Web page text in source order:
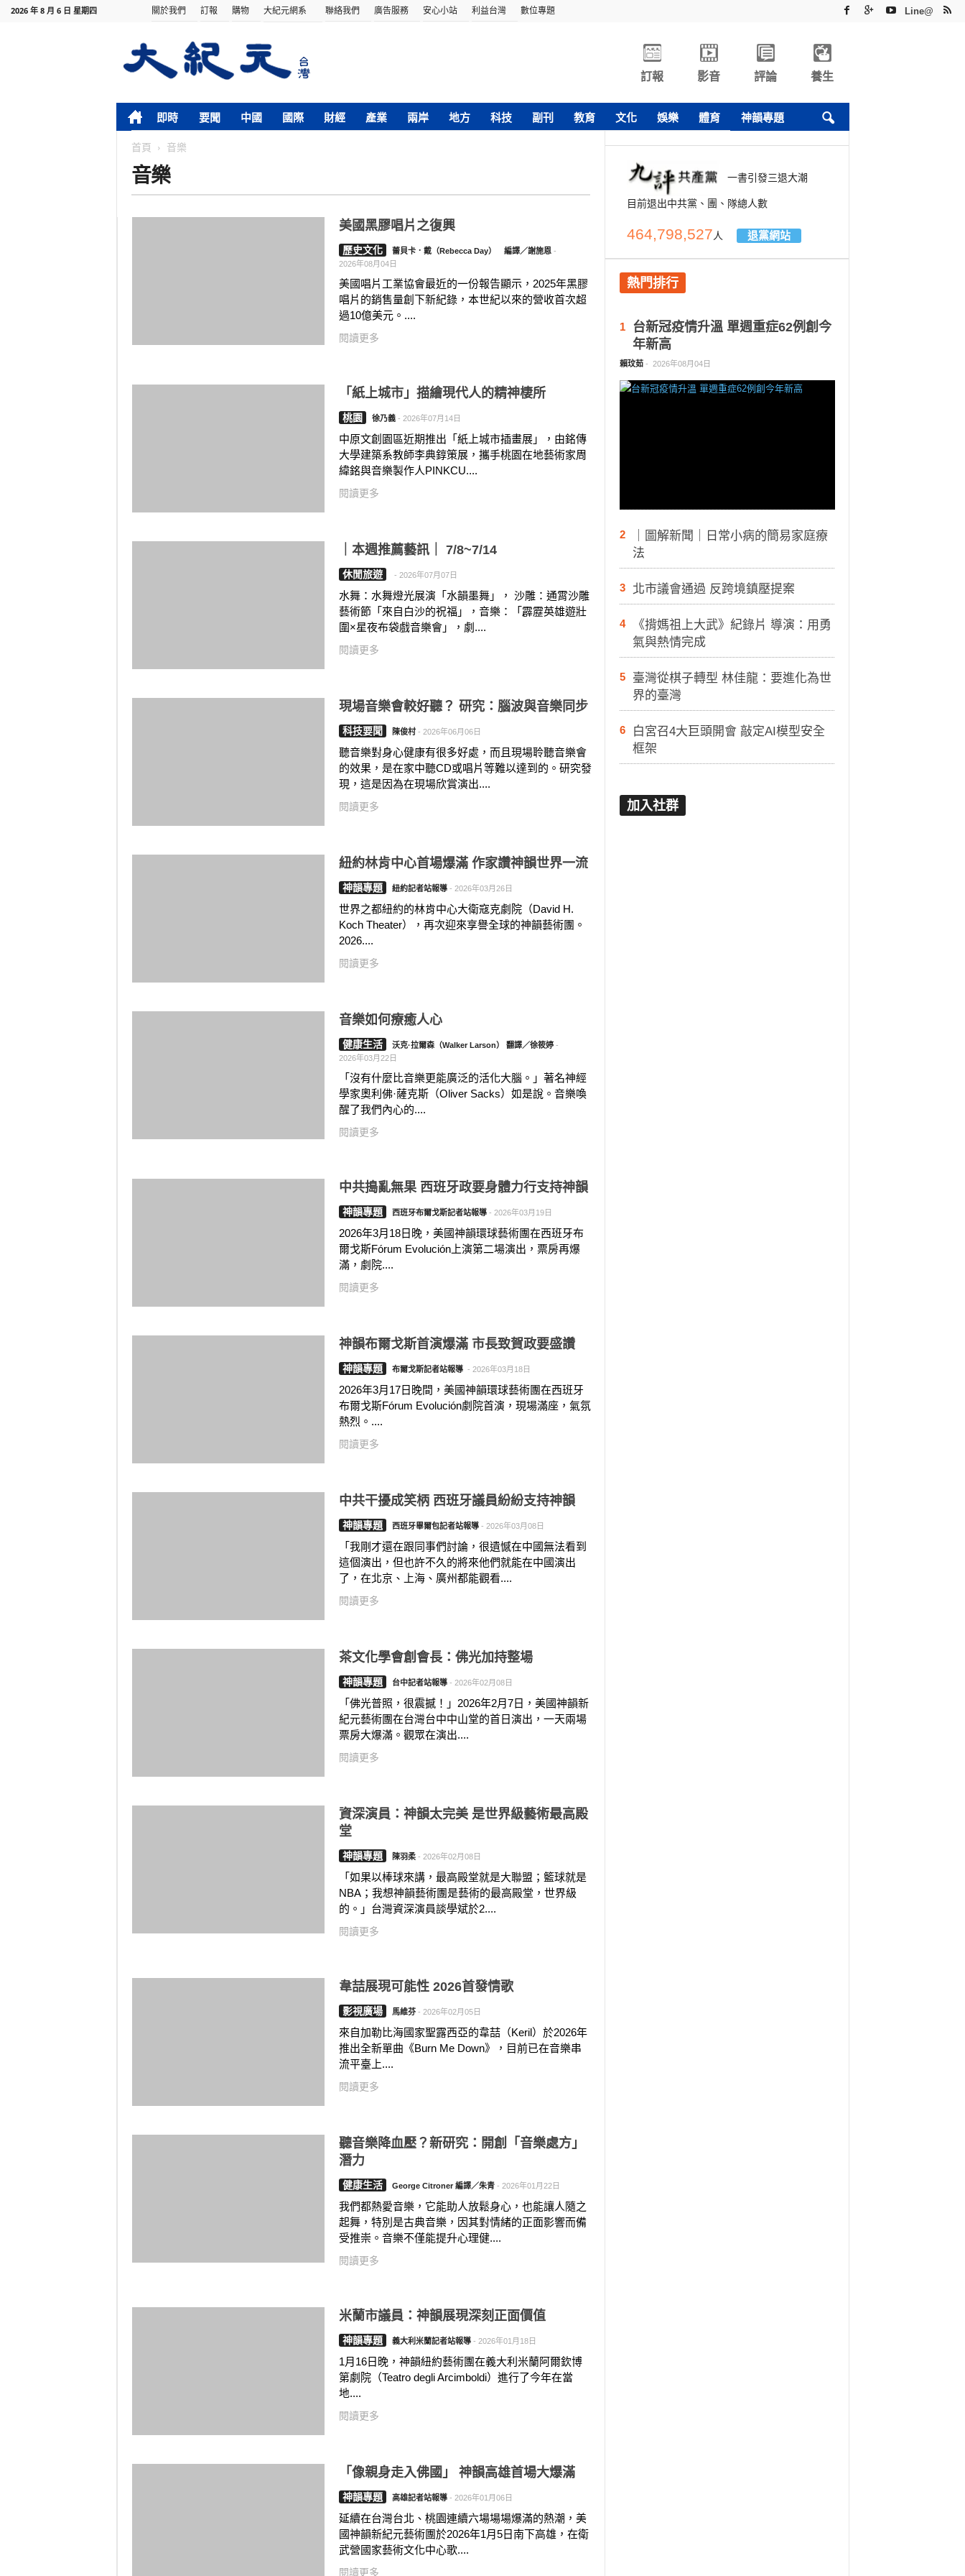
2026 年 8 月 6 日 星期四 關於我們 訂報 購物 大紀元網系 聯絡我們 廣告服務 安心小站 利益台灣 數位專題 Line@
訂報 影音 評論 養生
即時 要聞 中國 國際 財經 產業 兩岸 地方 科技 副刊 教育 文化 娛樂 體育 神韻專題
首頁 音樂
音樂
美國黑膠唱片之復興
歷史文化 蕾貝卡．戴（Rebecca Day） 編譯／謝施恩 -
2026年08月04日
美國唱片工業協會最近的一份報告顯示，2025年黑膠
唱片的銷售量創下新紀錄，本世紀以來的營收首次超
過10億美元。....
閱讀更多
「紙上城市」描繪現代人的精神棲所
桃園 徐乃義 - 2026年07月14日
中原文創園區近期推出「紙上城市插畫展」，由銘傳
大學建築系教師李典錞策展，攜手桃園在地藝術家周
緯銘與音樂製作人PINKCU....
閱讀更多
｜本週推薦藝訊｜ 7/8~7/14
休閒旅遊 - 2026年07月07日
水舞：水舞燈光展演「水韻墨舞」， 沙雕：通霄沙雕
藝術節「來自白沙的祝福」，音樂：「霹靂英雄遊壯
圍×星夜布袋戲音樂會」，劇....
閱讀更多
現場音樂會較好聽？ 研究：腦波與音樂同步
科技要聞 陳俊村 - 2026年06月06日
聽音樂對身心健康有很多好處，而且現場聆聽音樂會
的效果，是在家中聽CD或唱片等難以達到的。研究發
現，這是因為在現場欣賞演出....
閱讀更多
紐約林肯中心首場爆滿 作家讚神韻世界一流
神韻專題 紐約記者站報導 - 2026年03月26日
世界之都紐約的林肯中心大衛寇克劇院（David H.
Koch Theater），再次迎來享譽全球的神韻藝術團。
2026....
閱讀更多
音樂如何療癒人心
健康生活 沃克·拉爾森（Walker Larson） 翻譯／徐筱婷 -
2026年03月22日
「沒有什麼比音樂更能廣泛的活化大腦。」著名神經
學家奧利佛·薩克斯（Oliver Sacks）如是說。音樂喚
醒了我們內心的....
閱讀更多
中共搗亂無果 西班牙政要身體力行支持神韻
神韻專題 西班牙布爾戈斯記者站報導 - 2026年03月19日
2026年3月18日晚，美國神韻環球藝術團在西班牙布
爾戈斯Fórum Evolución上演第二場演出，票房再爆
滿，劇院....
閱讀更多
神韻布爾戈斯首演爆滿 市長致賀政要盛讚
神韻專題 布爾戈斯記者站報導 - 2026年03月18日
2026年3月17日晚間，美國神韻環球藝術團在西班牙
布爾戈斯Fórum Evolución劇院首演，現場滿座，氣氛
熱烈。....
閱讀更多
中共干擾成笑柄 西班牙議員紛紛支持神韻
神韻專題 西班牙畢爾包記者站報導 - 2026年03月08日
「我剛才還在跟同事們討論，很遺憾在中國無法看到
這個演出，但也許不久的將來他們就能在中國演出
了，在北京、上海、廣州都能觀看....
閱讀更多
茶文化學會創會長：佛光加持整場
神韻專題 台中記者站報導 - 2026年02月08日
「佛光普照，很震撼！」2026年2月7日，美國神韻新
紀元藝術團在台灣台中中山堂的首日演出，一天兩場
票房大爆滿。觀眾在演出....
閱讀更多
資深演員：神韻太完美 是世界級藝術最高殿
堂
神韻專題 陳羽柔 - 2026年02月08日
「如果以棒球來講，最高殿堂就是大聯盟；籃球就是
NBA；我想神韻藝術團是藝術的最高殿堂，世界級
的。」台灣資深演員談學斌於2....
閱讀更多
韋喆展現可能性 2026首發情歌
影視廣場 馬維芬 - 2026年02月05日
來自加勒比海國家聖露西亞的韋喆（Keril）於2026年
推出全新單曲《Burn Me Down》，目前已在音樂串
流平臺上....
閱讀更多
聽音樂降血壓？新研究：開創「音樂處方」
潛力
健康生活 George Citroner 編譯／朱青 - 2026年01月22日
我們都熱愛音樂，它能助人放鬆身心，也能讓人隨之
起舞，特別是古典音樂，因其對情緒的正面影響而備
受推崇。音樂不僅能提升心理健....
閱讀更多
米蘭市議員：神韻展現深刻正面價值
神韻專題 義大利米蘭記者站報導 - 2026年01月18日
1月16日晚，神韻紐約藝術團在義大利米蘭阿爾欽博
第劇院（Teatro degli Arcimboldi）進行了今年在當
地....
閱讀更多
「像親身走入佛國」 神韻高雄首場大爆滿
神韻專題 高雄記者站報導 - 2026年01月06日
延續在台灣台北、桃園連續六場場場爆滿的熱潮，美
國神韻新紀元藝術團於2026年1月5日南下高雄，在衛
武營國家藝術文化中心歌....
閱讀更多
一書引發三退大潮
目前退出中共黨、團、隊總人數
464,798,527人 退黨網站
熱門排行
1
台新冠疫情升溫 單週重症62例創今
年新高
賴玟茹 - 2026年08月04日
2
｜圖解新聞｜日常小病的簡易家庭療
法
3 北市議會通過 反跨境鎮壓提案
4
《揹媽祖上大武》紀錄片 導演：用勇
氣與熱情完成
5
臺灣從棋子轉型 林佳龍：要進化為世
界的臺灣
6
白宮召4大巨頭開會 敲定AI模型安全
框架
加入社群